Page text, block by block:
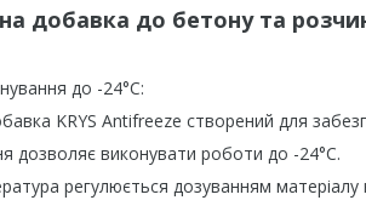
добавка до бетону та
до -24°С:
KRYS Antifreeze створений для
дозволяє виконувати роботи до -24°С.
регулюється дозуванням матеріалу